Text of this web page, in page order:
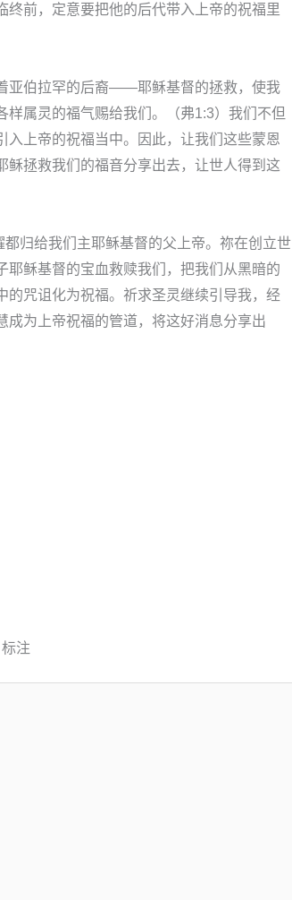
终前，定意要把他的后代带入上帝的祝福里
亚伯拉罕的后裔——耶稣基督的拯救，使我
属灵的福气赐给我们。（弗1:3）我们不但
上帝的祝福当中。因此，让我们这些蒙恩
稣拯救我们的福音分享出去，让世人得到这
归给我们主耶稣基督的父上帝。祢在创立世
耶稣基督的宝血救赎我们，把我们从黑暗的
的咒诅化为祝福。祈求圣灵继续引导我，经
成为上帝祝福的管道，将这好消息分享出
注